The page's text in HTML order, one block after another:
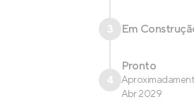
3 Em
4
Pronto
Abr 2029